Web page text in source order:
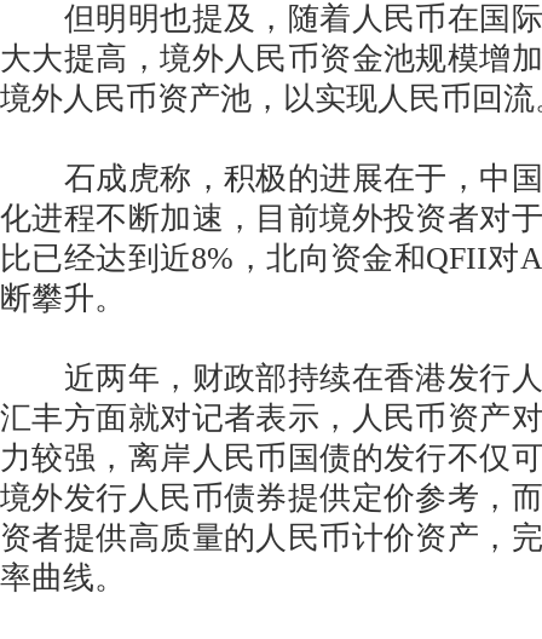
但明明也提及，随着人民币在国际
大大提高，境外人民币资金池规模增
境外人民币资产池，以实现人民币回流
石成虎称，积极的进展在于，中国
化进程不断加速，目前境外投资者对
比已经达到近8%，北向资金和QFII对
断攀升。
近两年，财政部持续在香港发行人
汇丰方面就对记者表示，人民币资产
力较强，离岸人民币国债的发行不仅
境外发行人民币债券提供定价参考，
资者提供高质量的人民币计价资产，
率曲线。